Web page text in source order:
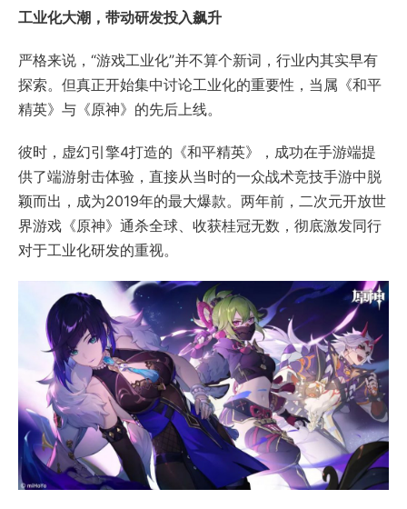
工业化大潮，带动研发投入飙升
严格来说，“游戏工业化”并不算个新词，行业内其实早有
探索。但真正开始集中讨论工业化的重要性，当属《和平
精英》与《原神》的先后上线。
彼时，虚幻引擎4打造的《和平精英》，成功在手游端提
供了端游射击体验，直接从当时的一众战术竞技手游中脱
颖而出，成为2019年的最大爆款。两年前，二次元开放世
界游戏《原神》通杀全球、收获桂冠无数，彻底激发同行
对于工业化研发的重视。